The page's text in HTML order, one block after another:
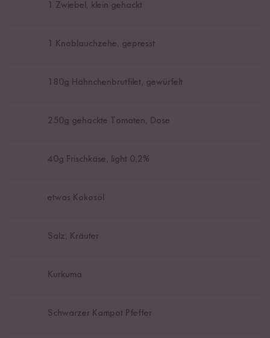
1 Zwiebel, klein gehackt
1 Knoblauchzehe, gepresst
180g Hähnchenbrutfilet, gewürfelt
250g gehackte Tomaten, Dose
40g Frischkäse, light 0,2%
etwas Kokosöl
Salz, Kräuter
Kurkuma
Schwarzer Kampot Pfeffer